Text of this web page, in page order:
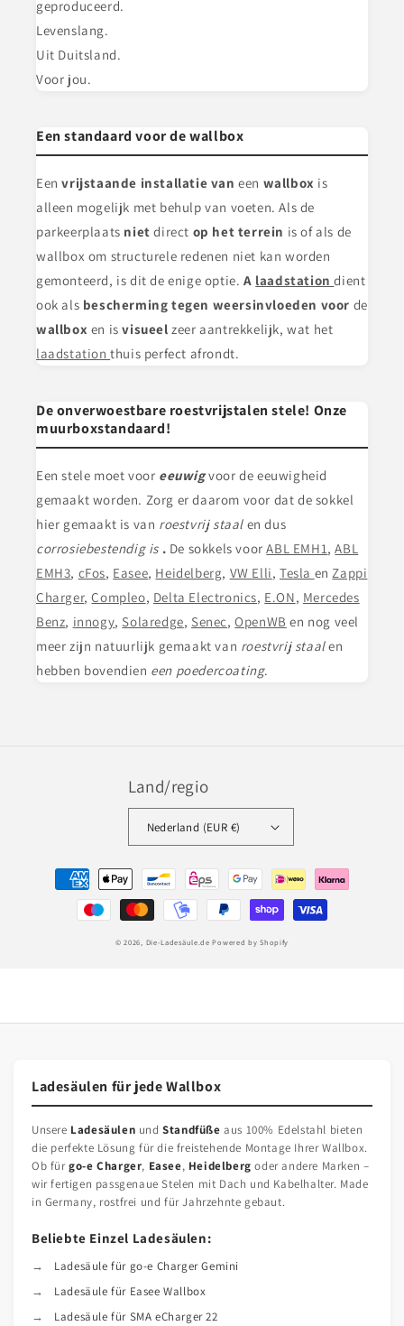
geproduceerd.
Levenslang.
Uit Duitsland.
Voor jou.
Een standaard voor de wallbox
Eenvrijstaande installatie vaneen wallbox is
alleen mogelijk met behulp van voeten. Als de
parkeerplaats nietdirect op het terrein is of als de
wallbox om structurele redenen niet kan worden
gemonteerd, is dit de enige optie.A laadstationdient
ook als bescherming tegen weersinvloeden voor de
wallbox en isvisueelzeer aantrekkelijk, wat het
laadstationthuis perfect afrondt.
De onverwoestbare roestvrijstalen stele! Onze
muurboxstandaard!
Een stele moet voor eeuwigvoor de eeuwigheid
gemaakt worden. Zorg er daarom voor dat de sokkel
hier gemaakt is van roestvrij staal en dus
corrosiebestendig is . De sokkels voorABL EMH1,ABL
EMH3, cFos, Easee, Heidelberg, VW Elli,Tesla enZappi
Charger,Compleo, Delta Electronics, E.ON, Mercedes
Benz, innogy, Solaredge, Senec,OpenWB en nog veel
meer zijn natuurlijk gemaakt van roestvrij staalen
hebben bovendien een poedercoating.
Land/regio
Nederland (EUR €)
Betaalmethoden
© 2026, Die-Ladesäule.de Powered by Shopify
Ladesäulen für jede Wallbox
Unsere Ladesäulen undStandfüße aus 100% Edelstahl bieten
die perfekte Lösung für die freistehende Montage Ihrer Wallbox.
Ob fürgo-e Charger, Easee, Heidelberg oder andere Marken –
wir fertigen passgenaue Stelen mit Dach und Kabelhalter. Made
in Germany, rostfrei und für Jahrzehnte gebaut.
Beliebte Einzel Ladesäulen:
Ladesäule für go-e Charger Gemini
Ladesäule für Easee Wallbox
Ladesäule für SMA eCharger 22